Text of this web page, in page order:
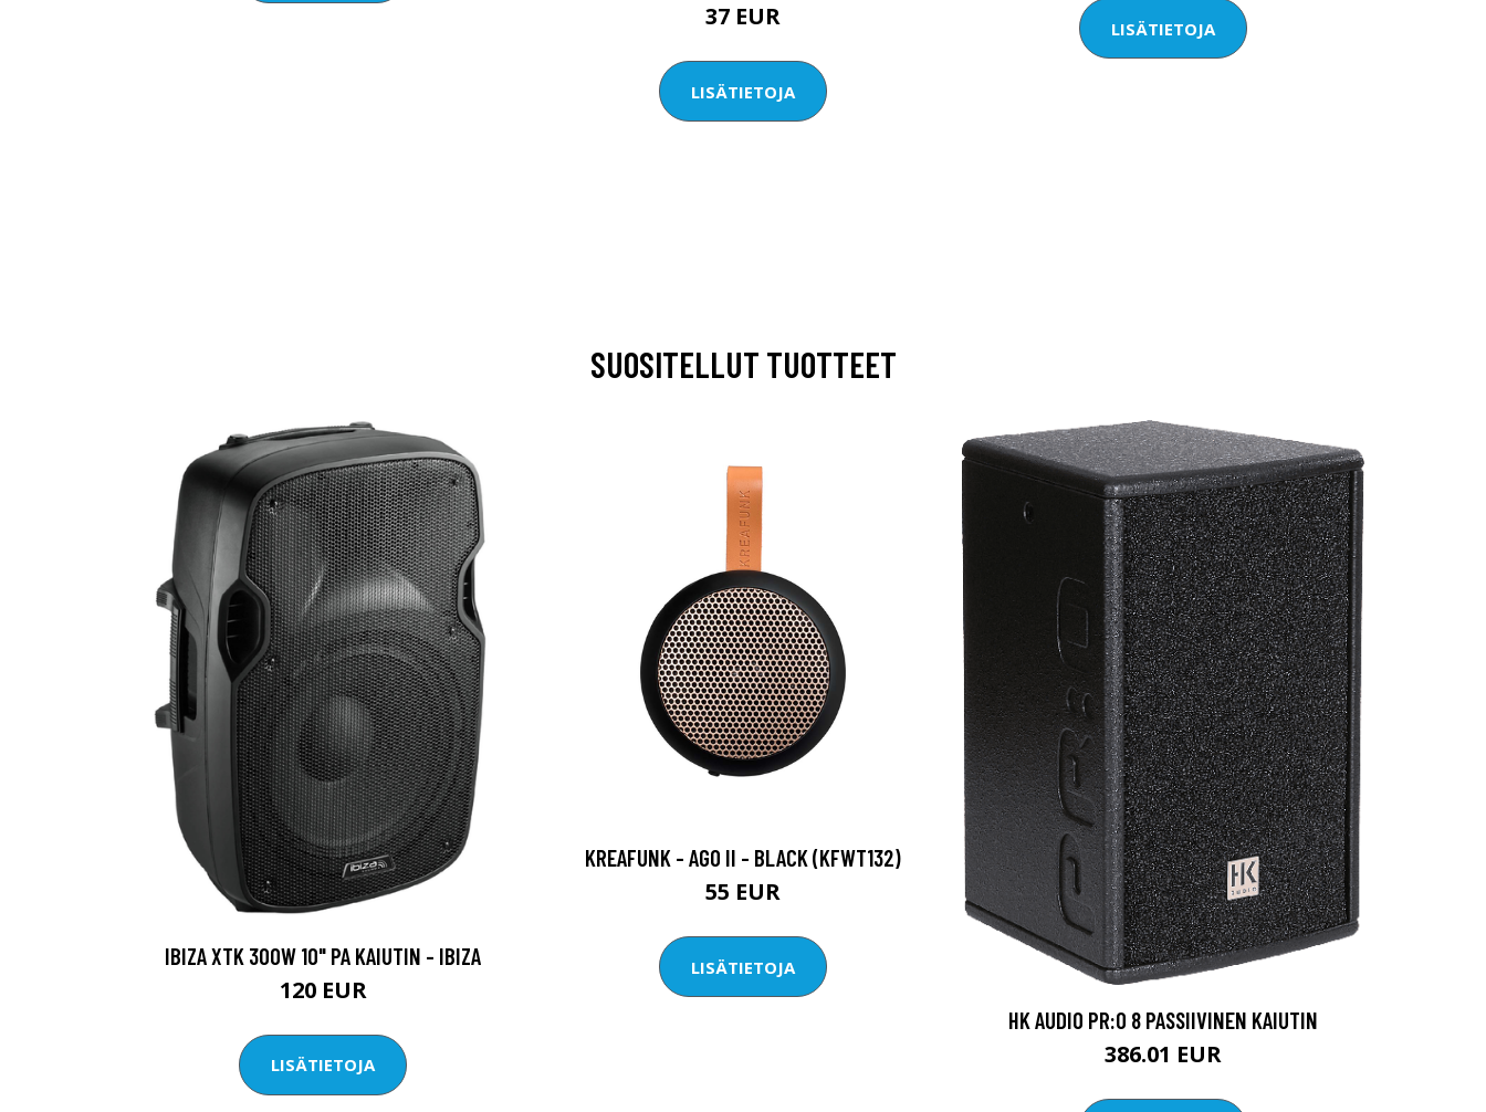
37 EUR
LISÄTIETOJA
LISÄTIETOJA
SUOSITELLUT TUOTTEET
IBIZA XTK 300W 10" PA KAIUTIN - IBIZA
120 EUR
LISÄTIETOJA
KREAFUNK - AGO II - BLACK (KFWT132)
55 EUR
LISÄTIETOJA
HK AUDIO PR:O 8 PASSIIVINEN KAIUTIN
386.01 EUR